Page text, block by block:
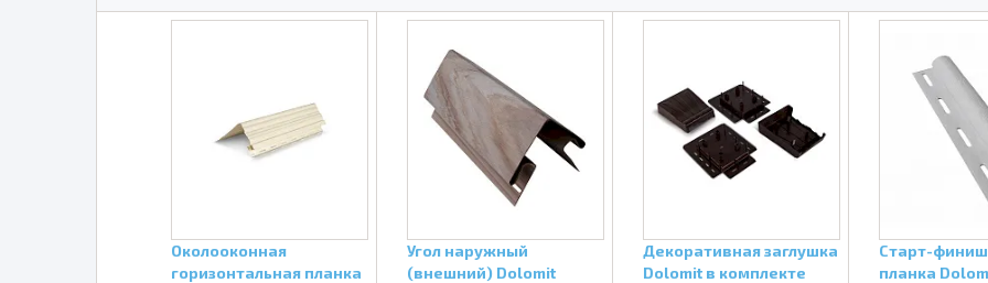
Околооконная
горизонтальная планка
Угол наружный
(внешний) Dolomit
Декоративная заглушка
Dolomit в комплекте
Старт-
планка